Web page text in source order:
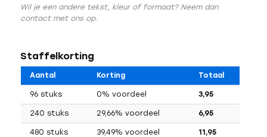
Wil je een andere tekst, kleur of formaat? Neem dan
contact met ons op.
Staffelkorting
Aantal Korting Totaal
96 stuks 0% voordeel 3,95
240 stuks 29,66% voordeel 6,95
480 stuks 39,49% voordeel 11,95